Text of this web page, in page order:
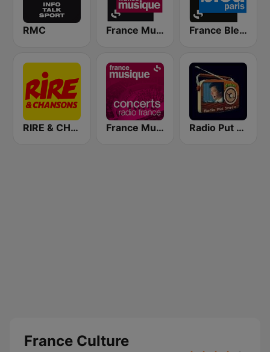
RMC France Musique France Bleu Ile-de-France
RIRE & CHANSONS France Musique Concerts de Radio France Radio Put Sreće
France Culture